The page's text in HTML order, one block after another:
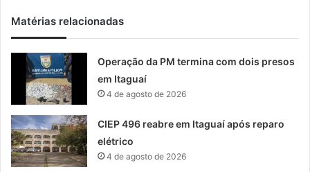
Matérias relacionadas
Operação da PM termina com dois presos
em Itaguaí
4 de agosto de 2026
CIEP 496 reabre em Itaguaí após reparo
elétrico
4 de agosto de 2026